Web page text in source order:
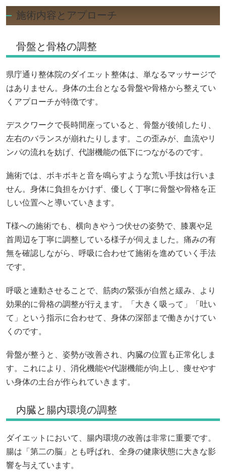
施術内容とアプローチ
骨盤と骨格の調整
県庁通り整体院のダイエット整体は、単なるマッサージで
はありません。身体の土台となる骨盤や骨格から整えてい
くアプローチが特徴です。
デスクワークで長時間座っていると、骨盤が後傾したり、
左右のバランスが崩れたりします。この歪みが、血流やリ
ンパの流れを妨げ、代謝機能の低下につながるのです。
施術では、ボキボキと音を鳴らすような荒い手技は行いま
せん。身体に負担をかけず、優しく丁寧に骨盤や骨格を正
しい位置へと導いていきます。
T様への施術でも、横向きやうつ伏せの姿勢で、膝裏や足
首周辺を丁寧に調整している様子が伺えました。痛みの有
無を確認しながら、呼吸に合わせて施術を進めていく手法
です。
呼吸と連動させることで、筋肉の緊張が自然と緩み、より
効果的に骨格の調整が行えます。「大きく吸って」「吐い
て」という指示に合わせて、身体の深部まで働きかけてい
くのです。
骨盤が整うと、姿勢が改善され、内臓の位置も正常化しま
す。これにより、消化機能や代謝機能が向上し、痩せやす
い身体の土台が作られていきます。
内臓と腸内環境の調整
ダイエットにおいて、腸内環境の改善は非常に重要です。
腸は「第二の脳」とも呼ばれ、全身の健康状態に大きな影
響を与えています。